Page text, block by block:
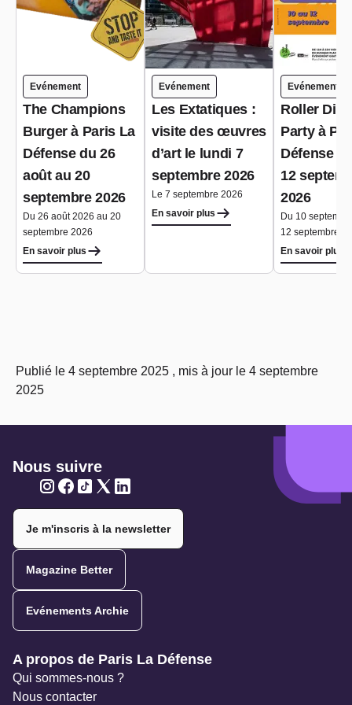
Evénement
The Champions
Burger à Paris La
Défense du 26
août au 20
septembre 2026
Du 26 août 2026 au 20
septembre 2026
En savoir plus
Evénement
Les Extatiques :
visite des œuvres
d’art le lundi 7
septembre 2026
Le 7 septembre 2026
En savoir plus
Evénement
Roller
Party à
Défense
12
2026
Du 10
12 septembre
En savoir plus
Publié le 4 septembre 2025 , mis à jour le 4 septembre
2025
Nous suivre
Je m'inscris à la newsletter
Magazine Better
Evénements Archie
Navigation secondaire
A propos de Paris La Défense
Qui sommes-nous ?
Nous contacter